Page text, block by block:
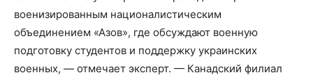
военизированным националистическим
объединением «Азов», где обсуждают военную
подготовку студентов и поддержку украинских
военных, — отмечает эксперт. — Канадский филиал